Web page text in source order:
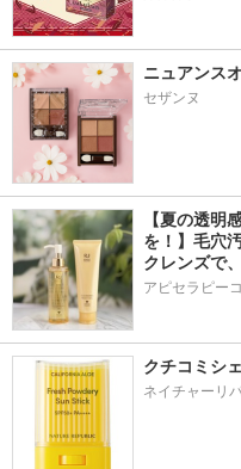
ニュアンス
セザンヌ
【夏の透明
を！】毛穴
クレンズで
アピセラピー
クチコミシ
ネイチャーリ